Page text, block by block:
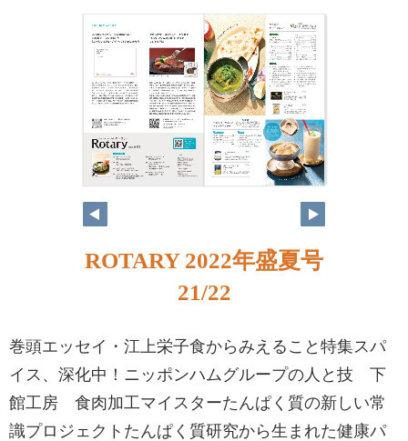
ROTARY 2022年盛夏号
21/22
巻頭エッセイ・江上栄子食からみえること特集スパ
イス、深化中！ニッポンハムグループの人と技 下
館工房 食肉加工マイスターたんぱく質の新しい常
識プロジェクトたんぱく質研究から生まれた健康パ